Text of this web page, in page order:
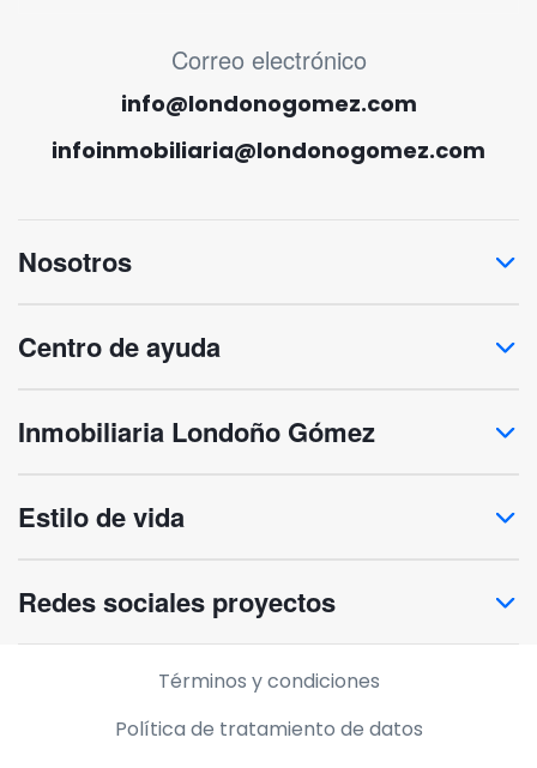
MENÚ CORREO ELECTRÓNICO
Correo electrónico
info@londonogomez.com
infoinmobiliaria@londonogomez.com
Nosotros
Centro de ayuda
Inmobiliaria Londoño Gómez
Estilo de vida
Redes sociales proyectos
Información legal
Términos y condiciones
Política de tratamiento de datos